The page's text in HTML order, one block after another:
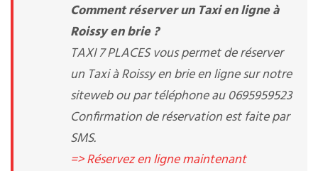
Comment réserver un Taxi en ligne à
Roissy en brie ?
TAXI 7 PLACES vous permet de réserver
un Taxi à Roissy en brie en ligne sur notre
siteweb ou par téléphone au 0695959523
Confirmation de réservation est faite par
SMS.
=> Réservez en ligne maintenant